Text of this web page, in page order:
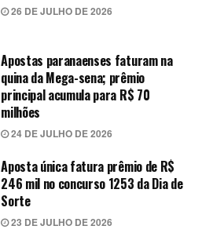
26 DE JULHO DE 2026
Apostas paranaenses faturam na
quina da Mega-sena; prêmio
principal acumula para R$ 70
milhões
24 DE JULHO DE 2026
Aposta única fatura prêmio de R$
246 mil no concurso 1253 da Dia de
Sorte
23 DE JULHO DE 2026